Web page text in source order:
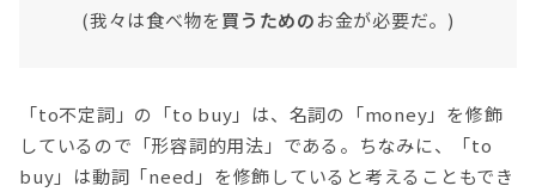
(我々は食べ物を買うためのお金が必要だ。)
「to不定詞」の「to buy」は、名詞の「money」を修飾
しているので「形容詞的用法」である。ちなみに、「to
buy」は動詞「need」を修飾していると考えることもでき